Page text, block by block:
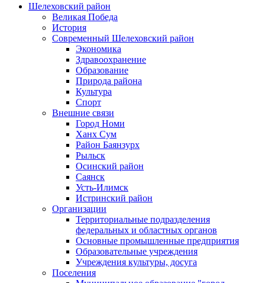
Шелеховский район
Великая Победа
История
Современный Шелеховский район
Экономика
Здравоохранение
Образование
Природа района
Культура
Спорт
Внешние связи
Город Номи
Ханх Сум
Район Баянзурх
Рыльск
Осинский район
Саянск
Усть-Илимск
Истринский район
Организации
Территориальные подразделения
федеральных и областных органов
Основные промышленные предприятия
Образовательные учреждения
Учреждения культуры, досуга
Поселения